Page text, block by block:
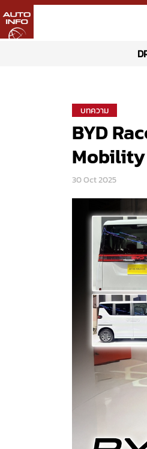
บทความ
BYD
Mobility
30 Oct 2025